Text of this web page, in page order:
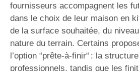
fournisseurs accompagnent les
dans le choix de leur maison en
de la surface souhaitée, du
nature du terrain. Certains
l’option “prête-à-finir“ : la
professionnels, tandis que les